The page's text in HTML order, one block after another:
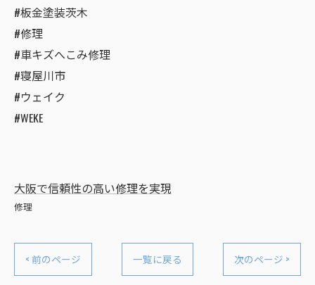
#板金塗装茨木
#修理
#車キズへこみ修理
#寝屋川市
#ウェイク
#WEKE
大阪で信頼性の高い修理を実現
修理
< 前のページ 一覧に戻る 次のページ >